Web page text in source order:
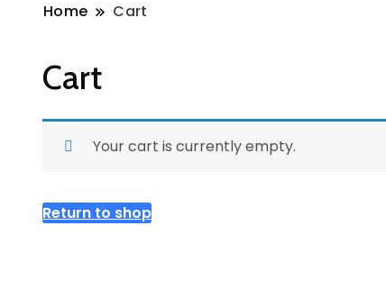
Home Cart
Cart
Your cart is currently empty.
Return to shop